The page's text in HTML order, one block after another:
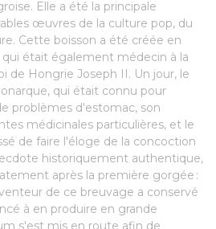
Elle a été la principale
œuvres de la culture pop, du
Cette boisson a été créée en
était également médecin à la
de Hongrie Joseph II. Un jour, le
qui était connu pour
problèmes d'estomac, son
médicinales particulières, et le
de faire l'éloge de la concoction
historiquement authentique,
après la première gorgée :
de ce breuvage a conservé
à en produire en grande
s'est mis en route afin de